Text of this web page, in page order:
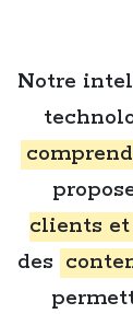
Notre
clients
des